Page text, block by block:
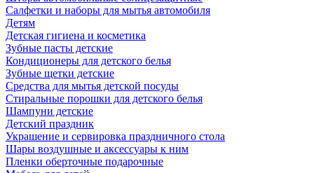
Салфетки и наборы для мытья автомобиля
Детям
Детская гигиена и косметика
Зубные пасты детские
Кондиционеры для детского белья
Зубные щетки детские
Средства для мытья детской посуды
Стиральные порошки для детского белья
Шампуни детские
Детский праздник
Украшение и сервировка праздничного стола
Шары воздушные и аксессуары к ним
Пленки оберточные подарочные